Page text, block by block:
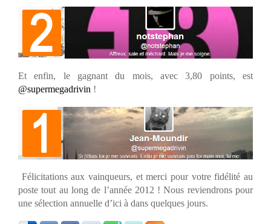
Et enfin, le gagnant du mois, avec 3,80 points, est
@supermegadrivin !
Félicitations aux vainqueurs, et merci pour votre fidélité au
poste tout au long de l’année 2012 ! Nous reviendrons pour
une sélection annuelle d’ici à dans quelques jours.